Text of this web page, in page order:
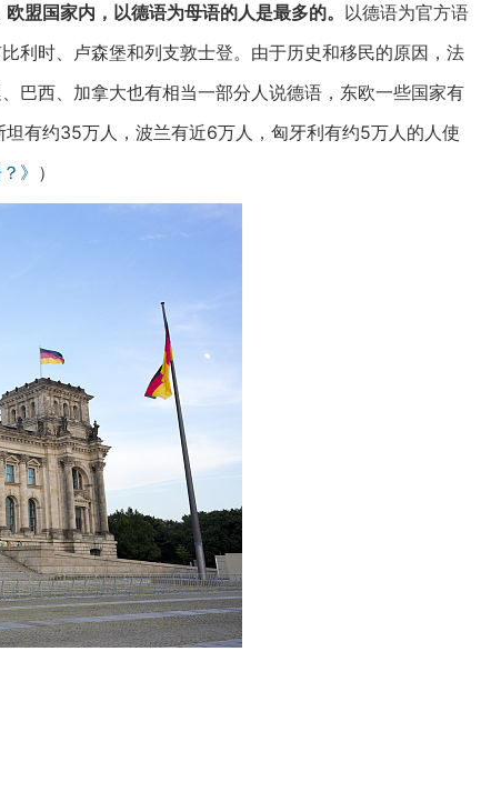
盟国家内，以德语为母语的人是最多的。 以德语为官方语
利时、卢森堡和列支敦士登。由于历史和移民的原因，法
巴西、加拿大也有相当一部分人说德语，东欧一些国家有
有约35万人，波兰有近6万人，匈牙利有约5万人的人使
》 ）